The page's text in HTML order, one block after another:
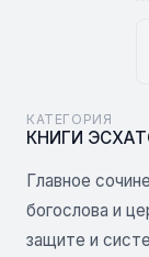
КАТЕГОРИЯ
КНИГИ
Главное
богослова и
защите и